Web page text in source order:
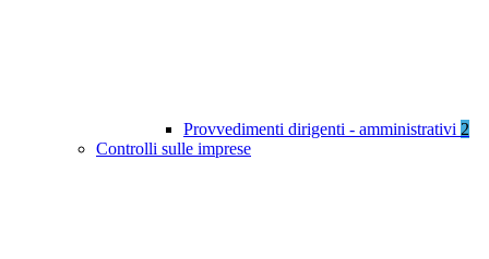
Provvedimenti dirigenti - amministrativi 2
Controlli sulle imprese